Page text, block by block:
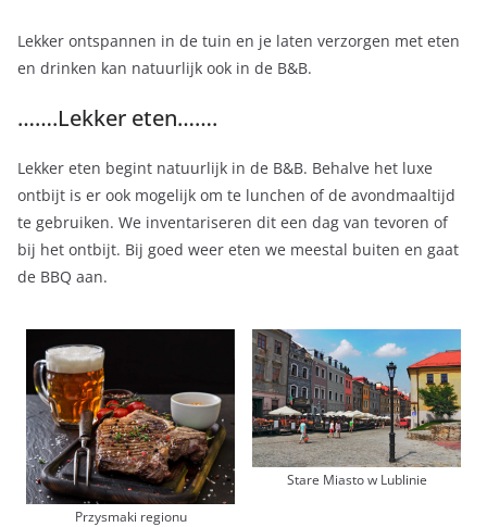
Lekker ontspannen in de tuin en je laten verzorgen met eten
en drinken kan natuurlijk ook in de B&B.
…….Lekker eten…….
Lekker eten begint natuurlijk in de B&B. Behalve het luxe
ontbijt is er ook mogelijk om te lunchen of de avondmaaltijd
te gebruiken. We inventariseren dit een dag van tevoren of
bij het ontbijt. Bij goed weer eten we meestal buiten en gaat
de BBQ aan.
Przysmaki regionu
Stare Miasto w Lublinie